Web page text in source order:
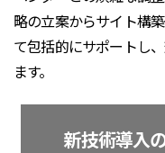
略の立案からサイト構
て包括的にサポートし
ます。
新技術導入